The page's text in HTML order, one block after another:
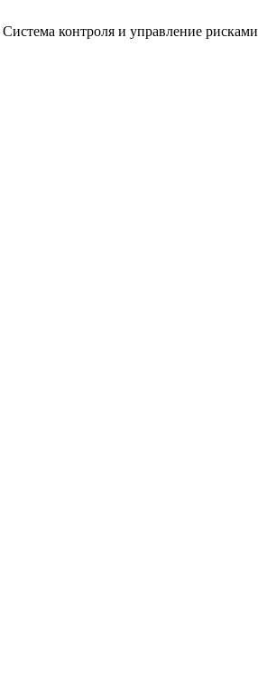
Система контроля и управление рисками